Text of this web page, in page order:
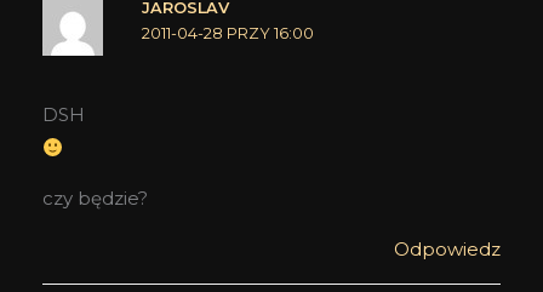
JAROSLAV
2011-04-28 PRZY 16:00
DSH
czy będzie?
Odpowiedz